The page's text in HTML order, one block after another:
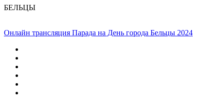
БЕЛЬЦЫ
Онлайн трансляция Парада на День города Бельцы 2024